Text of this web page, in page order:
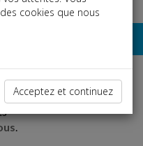
.
cookies que nous
Acceptez et continuez